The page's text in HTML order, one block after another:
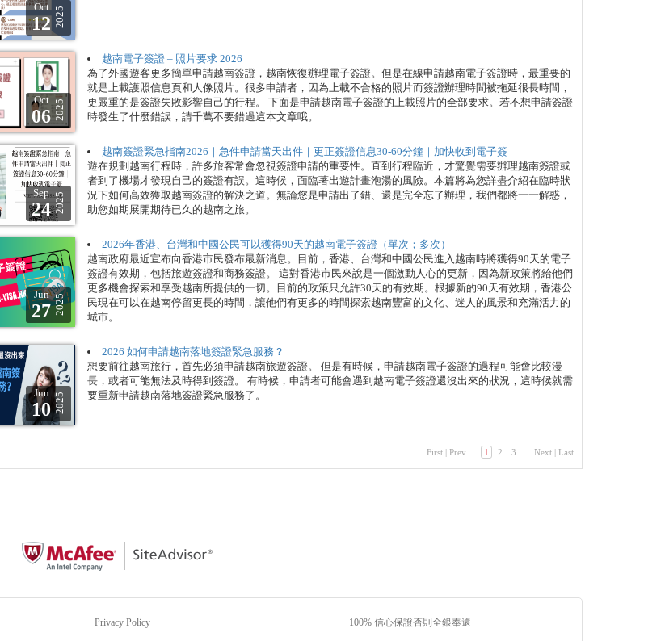
Oct
12 2025
Oct
06 2025
越南電子簽證 – 照片要求 2026
為了外國遊客更多簡單申請越南簽證，越南恢復辦理電子簽證。但是在線申請越南電子簽證時，最重要的
就是上載護照信息頁和人像照片。很多申請者，因為上載不合格的照片而簽證辦理時間被拖延很長時間，
更嚴重的是簽證失敗影響自己的行程。 下面是申請越南電子簽證的上載照片的全部要求。若不想申請簽證
時發生了什麼錯誤，請千萬不要錯過這本文章哦。
Sep
242025
越南簽證緊急指南2026｜急件申請當天出件｜更正簽證信息30-60分鐘｜加快收到電子簽
遊在規劃越南行程時，許多旅客常會忽視簽證申請的重要性。直到行程臨近，才驚覺需要辦理越南簽證或
者到了機場才發現自己的簽證有誤。這時候，面臨著出遊計畫泡湯的風險。本篇將為您詳盡介紹在臨時狀
況下如何高效獲取越南簽證的解決之道。無論您是申請出了錯、還是完全忘了辦理，我們都將一一解惑，
助您如期展開期待已久的越南之旅。
Jun
272025
2026年香港、台灣和中國公民可以獲得90天的越南電子簽證（單次；多次）
越南政府最近宣布向香港市民發布最新消息。目前，香港、台灣和中國公民進入越南時將獲得90天的電子
簽證有效期，包括旅遊簽證和商務簽證。 這對香港市民來說是一個激動人心的更新，因為新政策將給他們
更多機會探索和享受越南所提供的一切。目前的政策只允許30天的有效期。根據新的90天有效期，香港公
民現在可以在越南停留更長的時間，讓他們有更多的時間探索越南豐富的文化、迷人的風景和充滿活力的
城市。
Jun
102025
2026 如何申請越南落地簽證緊急服務？
想要前往越南旅行，首先必須申請越南旅遊簽證。 但是有時候，申請越南電子簽證的過程可能會比較漫
長，或者可能無法及時得到簽證。 有時候，申請者可能會遇到越南電子簽證還沒出來的狀況，這時候就需
要重新申請越南落地簽證緊急服務了。
First | Prev 1 2 3 Next | Last
Privacy Policy 100% 信心保證否則全銀奉還